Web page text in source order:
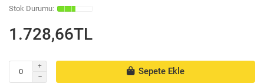
1.728,66TL
Sepete Ekle